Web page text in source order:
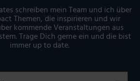
schreiben mein Team und ich über
Themen, die inspirieren und wir
kommende Veranstaltungen aus
Trage Dich gerne ein und die bist
immer up to date.